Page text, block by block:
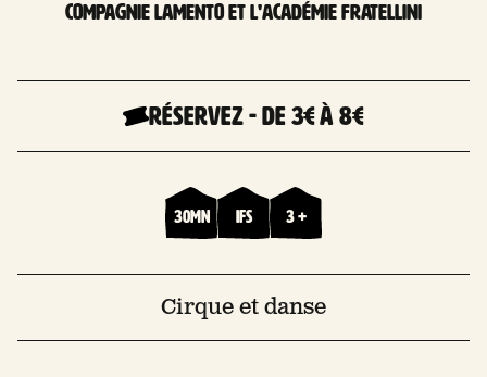
Compagnie Lamento et L'académie Fratellini
Réservez-De 3€à 8€
30mn Ifs 3 +
Cirque et danse